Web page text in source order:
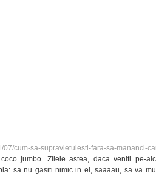
07/cum-sa-supravietuiesti-fara-sa-mananci-
jumbo. Zilele astea, daca veniti pe-
sa nu gasiti nimic in el, saaaau, sa va